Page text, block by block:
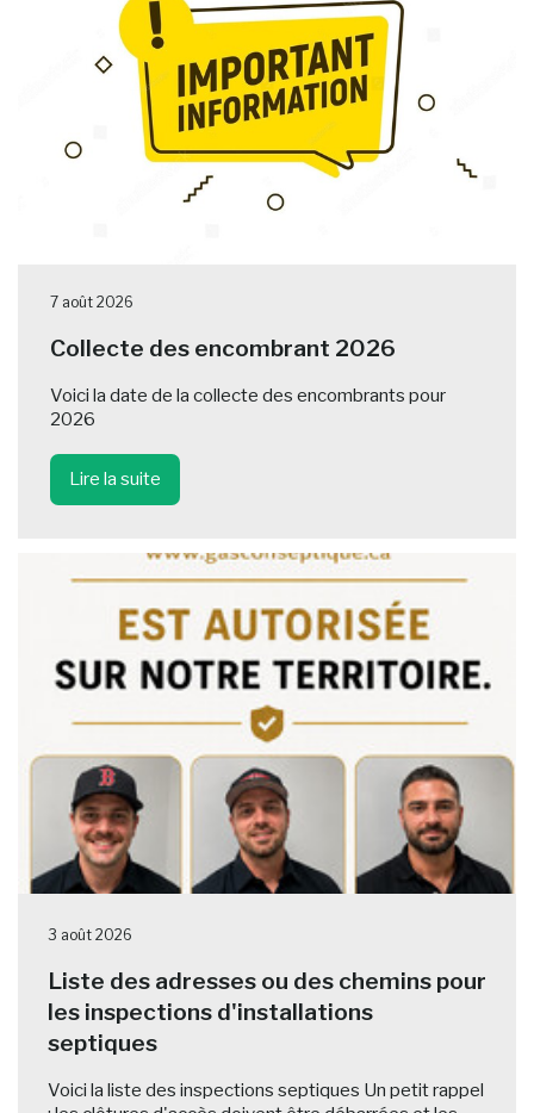
7 août 2026
Collecte des encombrant 2026
Voici la date de la collecte des encombrants pour
2026
Lire la suite
3 août 2026
Liste des adresses ou des chemins pour
les inspections d'installations
septiques
Voici la liste des inspections septiques Un petit rappel